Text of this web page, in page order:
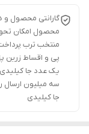
گارانتی محصول و
منتخب ترب
پی و اقساط زرین
یک عدد جا کیلیدی
سه میلیون ارسال
جا کیلیدی